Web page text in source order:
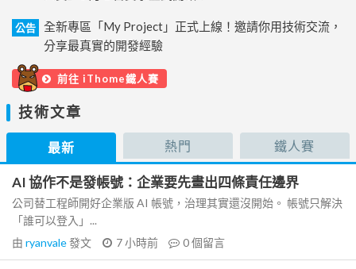
公告
全新專區「My Project」正式上線！邀請你用技術交流，
分享最真實的開發經驗
前往 iThome鐵人賽
技術文章
最新 熱門 鐵人賽
AI 協作不是發帳號：企業要先畫出四條責任邊界
公司替工程師開好企業版 AI 帳號，治理其實還沒開始。 帳號只解決
「誰可以登入」...
由 ryanvale發文 7 小時前 0個留言